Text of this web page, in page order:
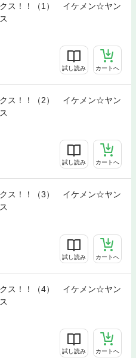
クス！！（1） イケメン☆ヤン
試し読み カートへ
クス！！（2） イケメン☆ヤン
試し読み カートへ
クス！！（3） イケメン☆ヤン
試し読み カートへ
クス！！（4） イケメン☆ヤン
試し読み カートへ